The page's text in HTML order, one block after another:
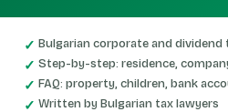
Bulgarian corporate and dividend
Step-by-step: residence,
FAQ: property, children, bank
Written by Bulgarian tax lawyers